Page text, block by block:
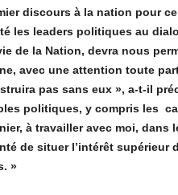
discours à la nation pour
les leaders politiques au
de la Nation, devra nous
avec une attention toute
pas sans eux », a-t-il
politiques, y compris les
à travailler avec moi, dans
de situer l’intérêt supérieur
»